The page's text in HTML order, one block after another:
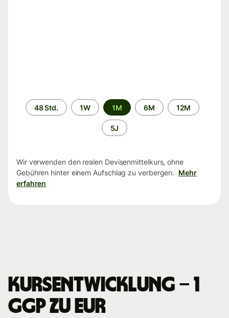
Zeitraum
48 Std. 1W 1M 6M 12M
5J
Wir verwenden den realen Devisenmittelkurs, ohne
Gebühren hinter einem Aufschlag zu verbergen. Mehr
erfahren
Kursentwicklung – 1
GGP zu EUR